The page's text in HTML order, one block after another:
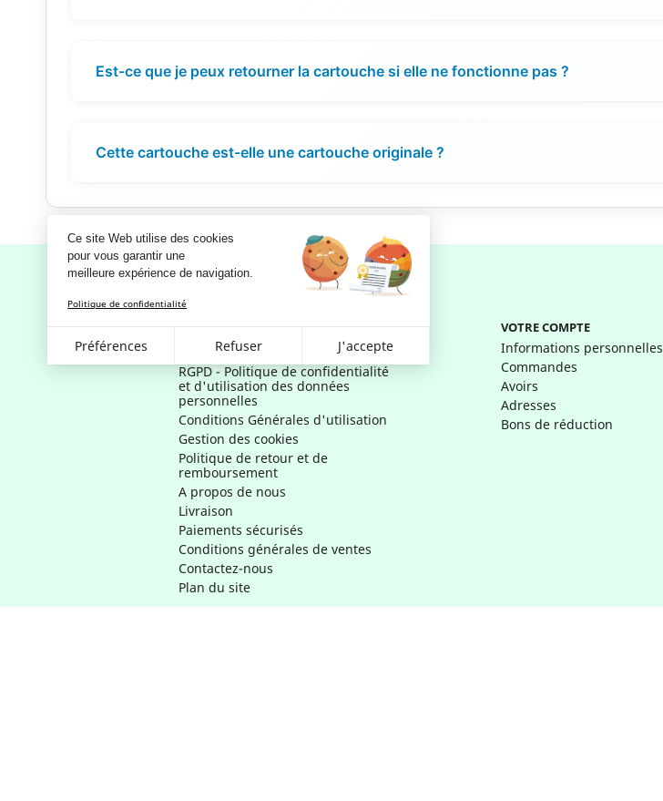
Ce site Web utilise des cookies
pour vous garantir une
meilleure expérience de navigation.
Politique de confidentialité
Préférences Refuser J'accepte
Est-ce que je peux retourner la cartouche si elle ne fonctionne pas ?
Cette cartouche est-elle une cartouche originale ?
Mentions légales
RGPD - Politique de confidentialité
et d'utilisation des données
personnelles
Conditions Générales d'utilisation
Gestion des cookies
Politique de retour et de
remboursement
A propos de nous
Livraison
Paiements sécurisés
Conditions générales de ventes
Contactez-nous
Plan du site
VOTRE COMPTE
Informations personnelles
Commandes
Avoirs
Adresses
Bons de réduction